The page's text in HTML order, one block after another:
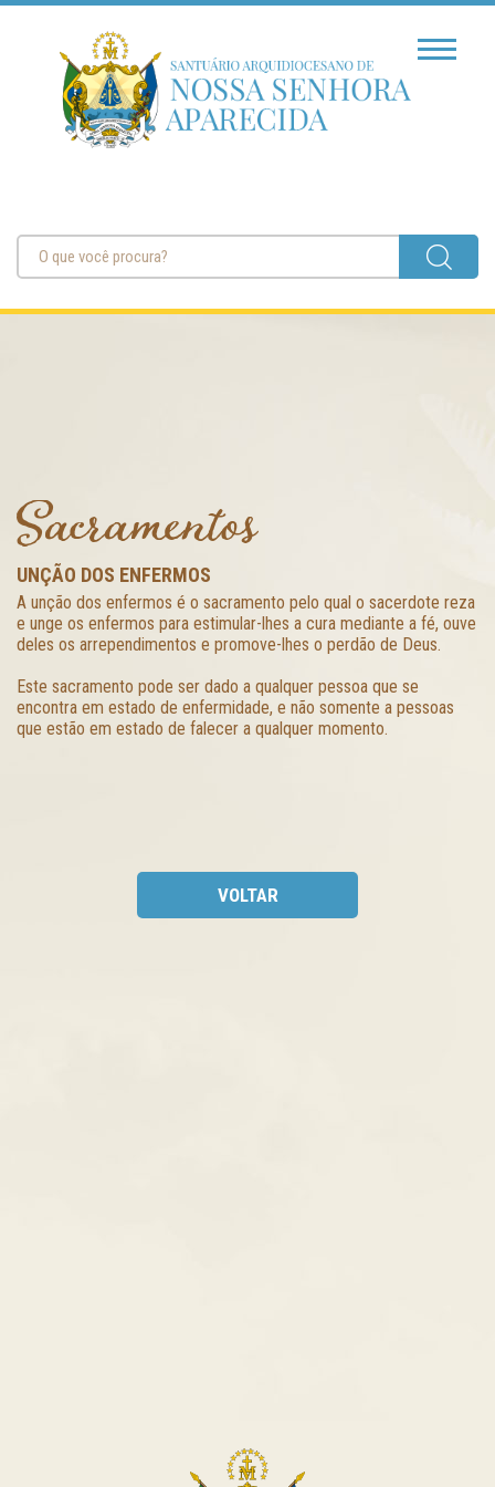
Sacramentos
UNÇÃO DOS ENFERMOS
A unção dos enfermos é o sacramento pelo qual o sacerdote reza
e unge os enfermos para estimular-lhes a cura mediante a fé, ouve
deles os arrependimentos e promove-lhes o perdão de Deus.
Este sacramento pode ser dado a qualquer pessoa que se
encontra em estado de enfermidade, e não somente a pessoas
que estão em estado de falecer a qualquer momento.
VOLTAR